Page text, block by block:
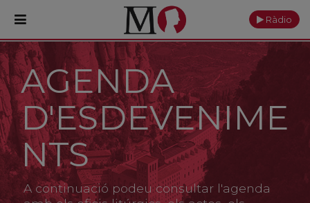
PORTADA
Monestir
Cultura
Actualitat
Ràdio
AGENDA
D'ESDEVENIME
NTS
A continuació podeu consultar l'agenda